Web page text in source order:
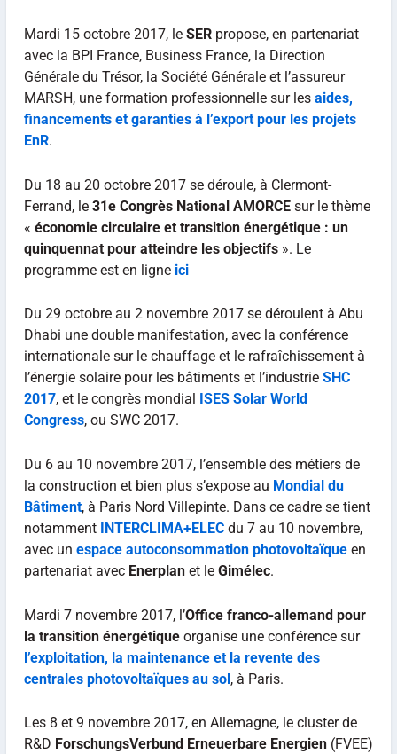
Mardi 15 octobre 2017, le SERpropose, en partenariat
avec la BPI France, Business France, la Direction
Générale du Trésor, la Société Générale et l’assureur
MARSH, une formation professionnelle sur les aides,
financements et garanties à l’export pour les projets
EnR.
Du 18 au 20 octobre 2017 se déroule, à Clermont-
Ferrand, le 31e Congrès National AMORCEsur le thème
« économie circulaire et transition énergétique : un
quinquennat pour atteindre les objectifs». Le
programme est en ligne ici
Du 29 octobre au 2 novembre 2017 se déroulent à Abu
Dhabi une double manifestation, avec la conférence
internationale sur le chauffage et le rafraîchissement à
l’énergie solaire pour les bâtiments et l’industrie SHC
2017, et le congrès mondial
ISES Solar World
Congress, ou SWC 2017.
Du 6 au 10 novembre 2017, l’ensemble des métiers de
la construction et bien plus s’expose au Mondial du
Bâtiment, à Paris Nord Villepinte. Dans ce cadre se tient
notamment INTERCLIMA+ELECdu 7 au 10 novembre,
avec un espace autoconsommation photovoltaïqueen
partenariat avec Enerplanet le Gimélec.
Mardi 7 novembre 2017, l’Office franco-allemand pour
la transition énergétiqueorganise une conférence sur
l’exploitation, la maintenance et la revente des
centrales photovoltaïques au sol, à Paris.
Les 8 et 9 novembre 2017, en Allemagne, le cluster de
R&D ForschungsVerbund Erneuerbare Energien(FVEE)